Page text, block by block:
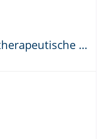
Die Lernbrücke – Lerntherapeutische Praxis